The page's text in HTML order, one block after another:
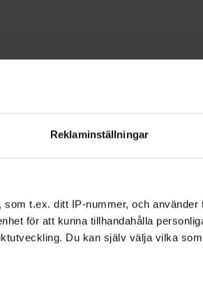
Reklaminställningar
som t.ex. ditt IP-nummer, och använder
för att kunna tillhandahålla
Du kan själv välja vilka
Lär dig också
mer populärt
starta en